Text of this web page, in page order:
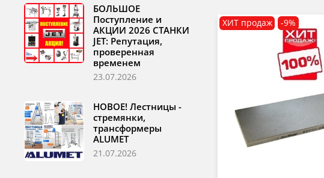
ХИТ продаж -9%
БОЛЬШОЕ
Поступление и
АКЦИИ 2026 СТАНКИ
JET: Репутация,
проверенная
временем
23.07.2026
НОВОЕ! Лестницы -
стремянки,
трансформеры
ALUMET
21.07.2026